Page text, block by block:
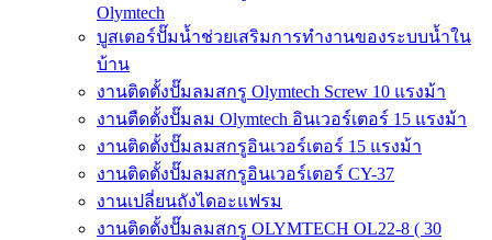
Olymtech
บูสเตอร์ปั๊มน้ำช่วยเสริมการทำงานของระบบน้ำใน
บ้าน
งานติดตั้งปั๊มลมสกรู Olymtech Screw 10 แรงม้า
งานตืดตั้งปั๊มลม Olymtech อินเวอร์เตอร์ 15 แรงม้า
งานติดตั้งปั๊มลมสกรูอินเวอร์เตอร์ 15 แรงม้า
งานติดตั้งปั๊มลมสกรูอินเวอร์เตอร์ CY-37
งานเปลี่ยนถังไดอะแฟรม
งานติดตั้งปั๊มลมสกรู OLYMTECH OL22-8 ( 30